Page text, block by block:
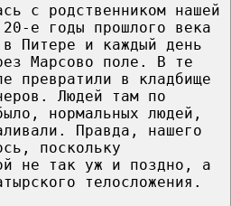
с родственником нашей
е годы прошлого века
Питере и каждый день
Марсово поле. В те
превратили в кладбище
Людей там по
нормальных людей,
Правда, нашего
поскольку
не так уж и поздно, а
телосложения.